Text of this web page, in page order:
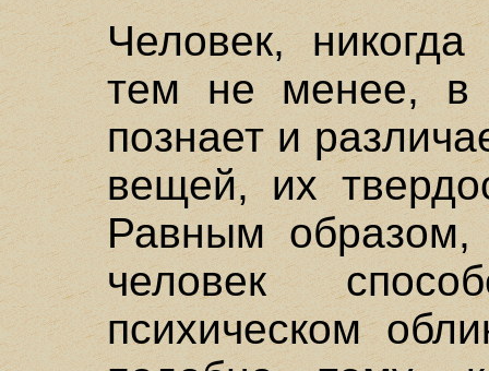
Человек,
тем не менее, в
познает и
вещей, их
Равным образом,
человек
психическом